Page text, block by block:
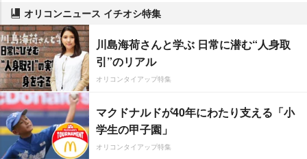
オリコンニュース イチオシ特集
川島海荷さんと学ぶ 日常に潜む“人身取
引”のリアル
オリコンタイアップ特集
マクドナルドが40年にわたり支える「小
学生の甲子園」
オリコンタイアップ特集